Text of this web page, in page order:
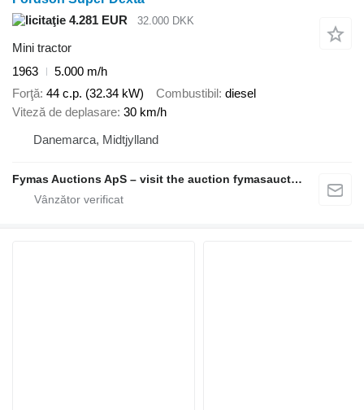
4.281 EUR
32.000 DKK
Mini tractor
1963
5.000 m/h
Forţă 44 c.p. (32.34 kW) Combustibil diesel
Viteză de deplasare 30 km/h
Danemarca, Midtjylland
Fymas Auctions ApS – visit the auction fymasauctions.dk